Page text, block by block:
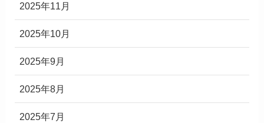
2025年11月
2025年10月
2025年9月
2025年8月
2025年7月